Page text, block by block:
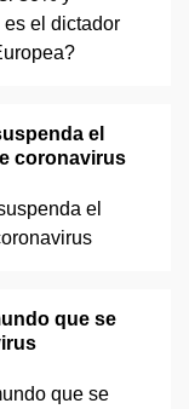
el
coronavirus
que se